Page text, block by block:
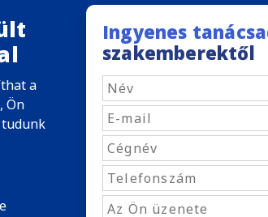
a
Ön
Ingyenes
szakemberektől